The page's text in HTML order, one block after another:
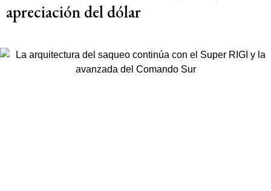
apreciación del dólar